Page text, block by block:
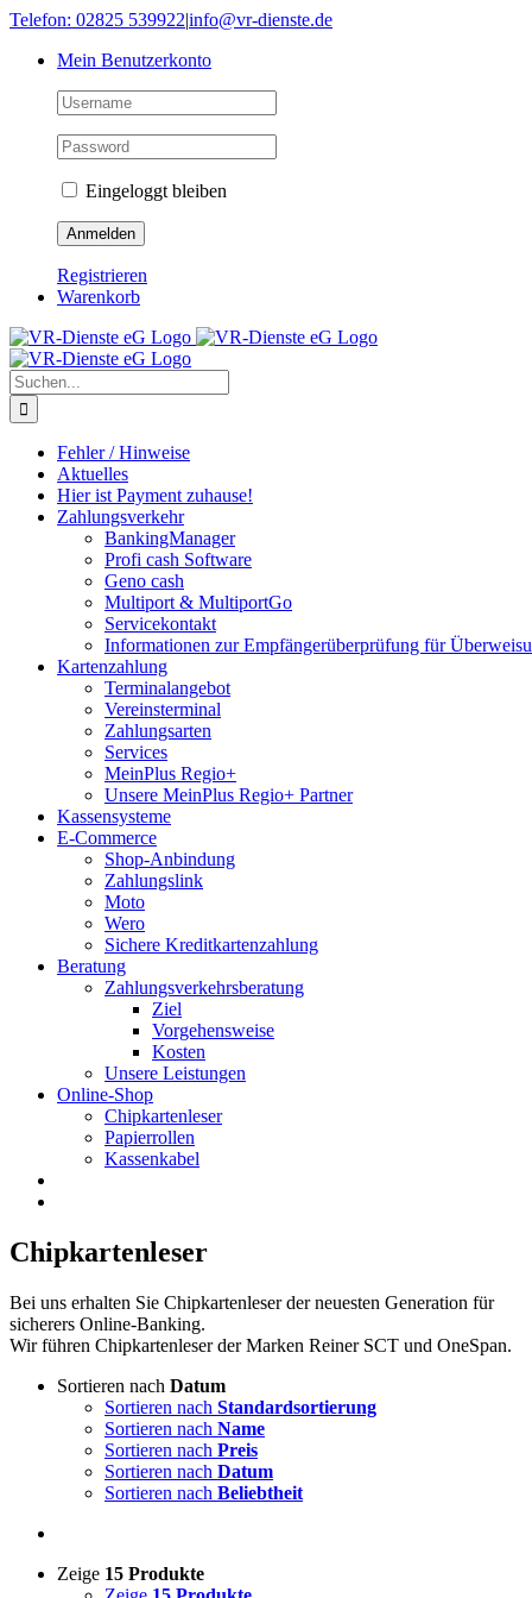
Skip
content
Telefon: 02825 539922|info@vr-dienste.de
Mein Benutzerkonto
Eingeloggt bleiben
Registrieren
Warenkorb
Suche
nach:
Fehler / Hinweise
Aktuelles
Hier ist Payment zuhause!
Zahlungsverkehr
BankingManager
Profi cash Software
Geno cash
Multiport & MultiportGo
Servicekontakt
Informationen zur Empfängerüberprüfung für
Kartenzahlung
Terminalangebot
Vereinsterminal
Zahlungsarten
Services
MeinPlus Regio+
Unsere MeinPlus Regio+ Partner
Kassensysteme
E-Commerce
Shop-Anbindung
Zahlungslink
Moto
Wero
Sichere Kreditkartenzahlung
Beratung
Zahlungsverkehrsberatung
Ziel
Vorgehensweise
Kosten
Unsere Leistungen
Online-Shop
Chipkartenleser
Papierrollen
Kassenkabel
Chipkartenleser
Bei uns erhalten Sie Chipkartenleser der neuesten Generation für
sicherers Online-Banking.
Wir führen Chipkartenleser der Marken Reiner SCT und OneSpan.
Sortieren nach Datum
Sortieren nach Standardsortierung
Sortieren nach Name
Sortieren nach Preis
Sortieren nach Datum
Sortieren nach Beliebtheit
Zeige 15 Produkte